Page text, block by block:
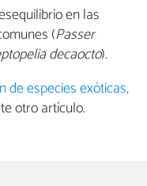
en las
(Passer
decaocto).
de especies exóticas,
otro artículo.